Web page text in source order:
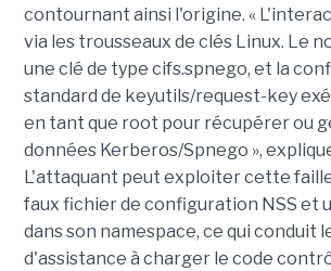
contournant ainsi l'origine. «
via les trousseaux de clés Linux. Le
une clé de type cifs.spnego, et la
standard de keyutils/request-key
en tant que root pour récupérer ou
données Kerberos/Spnego »,
L'attaquant peut exploiter cette
faux fichier de configuration NSS et
dans son namespace, ce qui conduit
d'assistance à charger le code